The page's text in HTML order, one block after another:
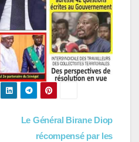
Le Général Birane Diop
récompensé par les